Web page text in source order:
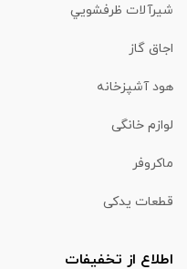
شیرآلات ظرفشويي
اجاق گاز
هود آشپزخانه
لوازم خانگی
ماكروفر
قطعات یدکی
اطلاع از تخفیفات